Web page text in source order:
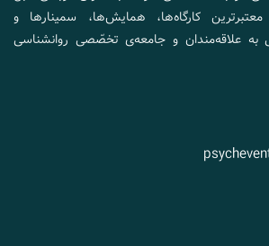
کارگاه‌ها، همایش‌ها، سمینارها و
علاقه‌مندان و جامعه‌ی تخصّصی روانشناسی